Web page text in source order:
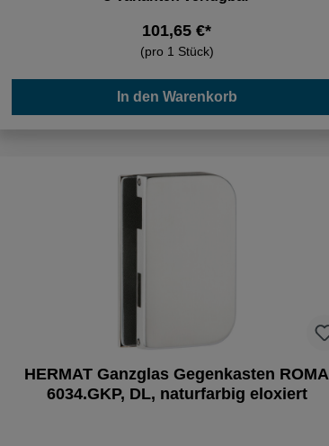
101,65 €*
(pro 1 Stück)
In den Warenkorb
HERMAT Ganzglas Gegenkasten ROMA
6034.GKP, DL, naturfarbig eloxiert